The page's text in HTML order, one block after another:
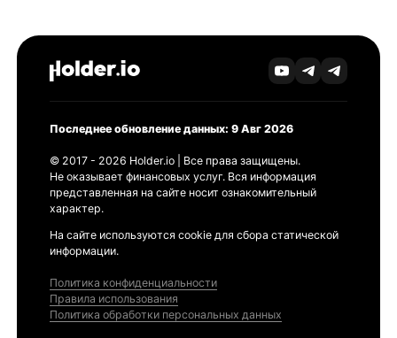
Последнее обновление данных: 9 Авг 2026
© 2017 - 2026 Holder.io | Все права защищены.
Не оказывает финансовых услуг. Вся информация
представленная на сайте носит ознакомительный
характер.
На сайте используются cookie для сбора статической
информации.
Политика конфиденциальности
Правила использования
Политика обработки персональных данных